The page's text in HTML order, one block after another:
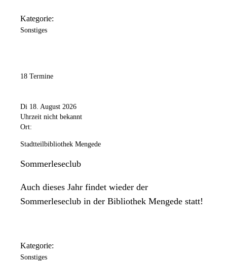
Kategorie:
Sonstiges
18 Termine
Di 18. August 2026
Uhrzeit nicht bekannt
Ort:
Stadtteilbibliothek Mengede
Sommerleseclub
Auch dieses Jahr findet wieder der
Sommerleseclub in der Bibliothek Mengede statt!
Kategorie:
Sonstiges